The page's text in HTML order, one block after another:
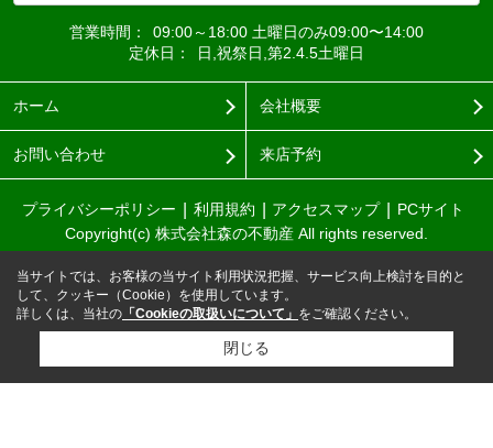
営業時間：
09:00～18:00 土曜日のみ09:00〜14:00
定休日：
日,祝祭日,第2.4.5土曜日
ホーム 会社概要
お問い合わせ 来店予約
プライバシーポリシー 利用規約 アクセスマップ
PCサイト
Copyright(c) 株式会社森の不動産 All rights reserved.
当サイトでは、お客様の当サイト利用状況把握、サービス向上検討を目的と
して、クッキー（Cookie）を使用しています。
詳しくは、当社の 「Cookieの取扱いについて」 をご確認ください。
閉じる